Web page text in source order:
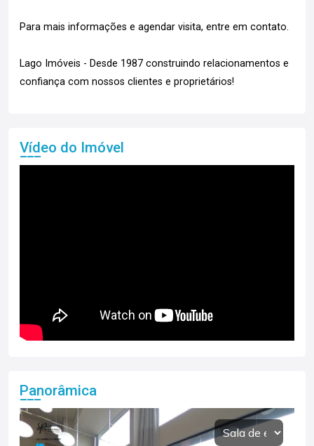
Para mais informações e agendar visita, entre em contato.
Lago Imóveis - Desde 1987 construindo relacionamentos e
confiança com nossos clientes e proprietários!
Vídeo do Imóvel
Panorâmica